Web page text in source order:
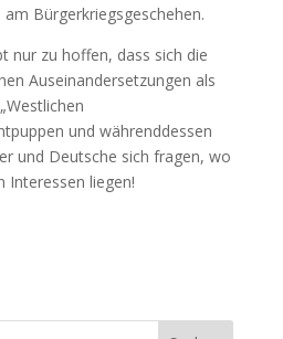
Bürgerkriegsgeschehen.
nur zu hoffen, dass sich die
Auseinandersetzungen als
und währenddessen
und Deutsche sich fragen, wo
Interessen liegen!